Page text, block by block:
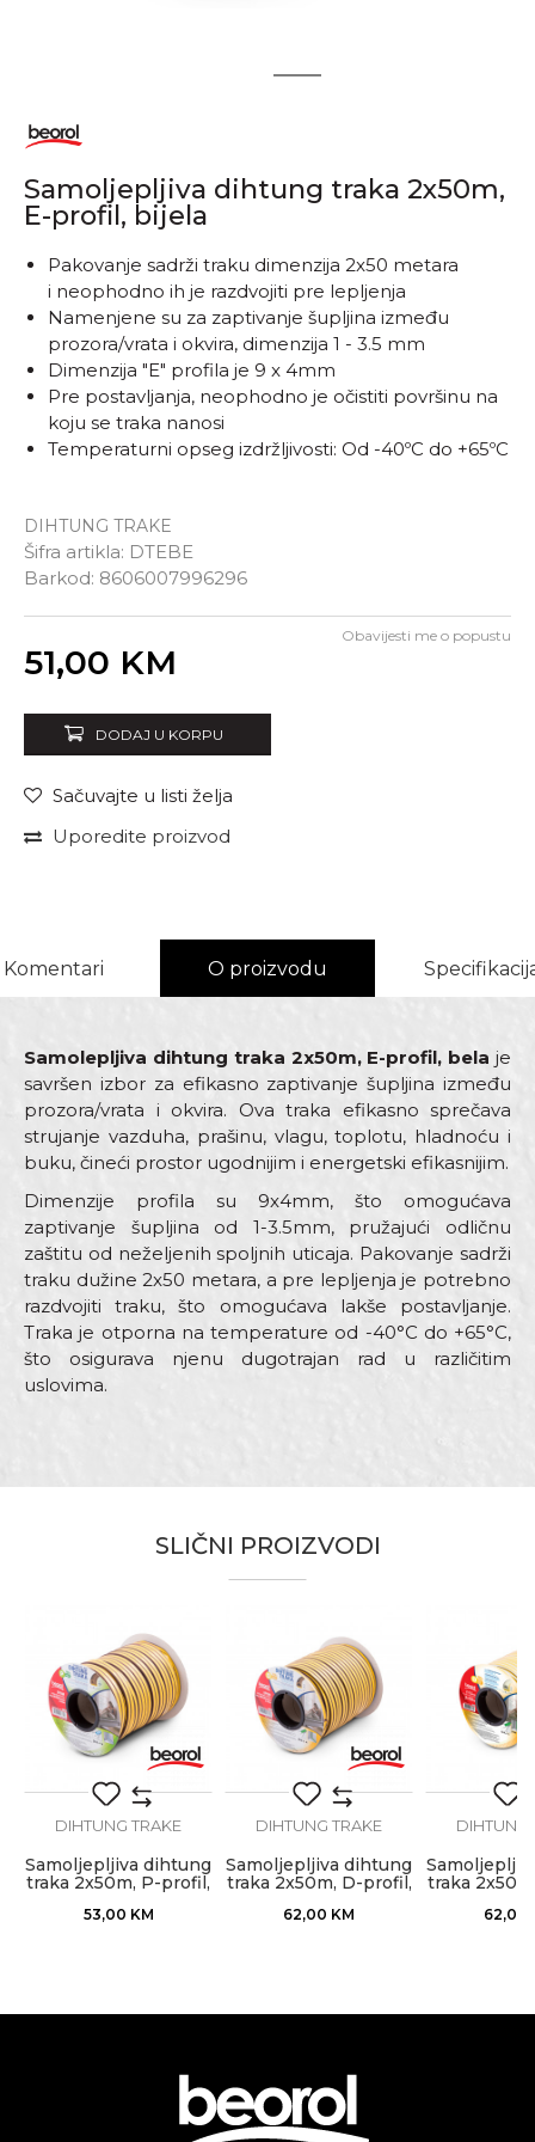
2
Samoljepljiva dihtung traka 2x50m,
E-profil, bijela
DIHTUNG TRAKE
Šifra artikla: DTEBE
Barkod: 8606007996296
Pakovanje sadrži traku dimenzija 2x50 metara
i neophodno ih je razdvojiti pre lepljenja
Namenjene su za zaptivanje šupljina između
prozora/vrata i okvira, dimenzija 1 - 3.5 mm
Dimenzija "E" profila je 9 x 4mm
Pre postavljanja, neophodno je očistiti površinu na
koju se traka nanosi
Temperaturni opseg izdržljivosti: Od -40ºC do +65ºC
51,00 KM
Obavijesti me o popustu
DODAJ U KORPU
Sačuvajte u listi želja
Uporedite proizvod
Komentari O proizvodu
Samolepljiva dihtung traka 2x50m, E-profil, bela je
savršen izbor za efikasno zaptivanje šupljina između
prozora/vrata i okvira. Ova traka efikasno sprečava
strujanje vazduha, prašinu, vlagu, toplotu, hladnoću i
buku, čineći prostor ugodnijim i energetski efikasnijim.
Dimenzije profila su 9x4mm, što omogućava
zaptivanje šupljina od 1-3.5mm, pružajući odličnu
zaštitu od neželjenih spoljnih uticaja. Pakovanje sadrži
traku dužine 2x50 metara, a pre lepljenja je potrebno
razdvojiti traku, što omogućava lakše postavljanje.
Traka je otporna na temperature od -40°C do +65°C,
što osigurava njenu dugotrajan rad u različitim
uslovima.
Beorol
Namjena
Zaustavlja strujanje vazduha,
prašine, vlagu, toplotu, hladnoću i
Tip
Dihtung
Upotreba
Unutrašnja upotreba
Zanat
Bravari, Stolari
Poruka
SLIČNI PROIZVODI
DIHTUNG TRAKE
Samoljepljiva dihtung
traka 2x50m, P-profil,
53,00 KM
DIHTUNG TRAKE
Samoljepljiva dihtung
traka 2x50m, D-profil,
62,00 KM
DIHTUNG
traka
62,00